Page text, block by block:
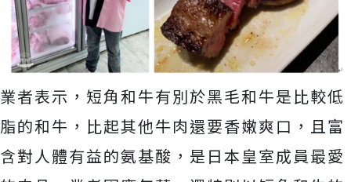
業者表示，短角和牛有別於黑毛和牛是比較低
脂的和牛，比起其他牛肉還要香嫩爽口，且富
含對人體有益的氨基酸，是日本皇室成員最愛